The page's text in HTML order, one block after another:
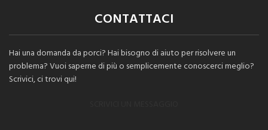
CONTATTACI
Hai una domanda da porci? Hai bisogno di aiuto per risolvere un
problema? Vuoi saperne di più o semplicemente conoscerci meglio?
Scrivici, ci trovi qui!